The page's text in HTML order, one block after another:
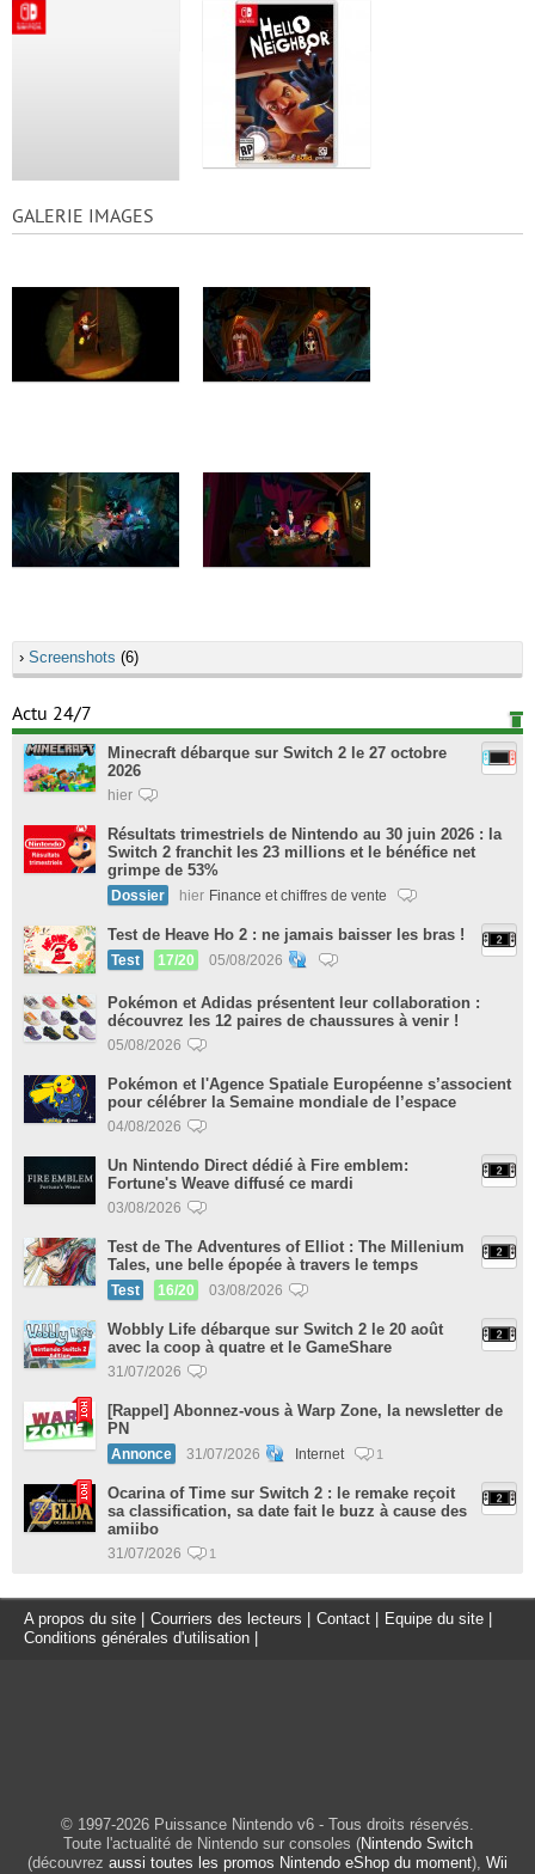
GALERIE IMAGES
› Screenshots (6)
Actu 24/7
Minecraft débarque sur Switch 2 le 27 octobre
2026
hier
Résultats trimestriels de Nintendo au 30 juin 2026 : la
Switch 2 franchit les 23 millions et le bénéfice net
grimpe de 53%
Dossier hier Finance et chiffres de vente
Test de Heave Ho 2 : ne jamais baisser les bras !
Test 17/20 05/08/2026
Pokémon et Adidas présentent leur collaboration :
découvrez les 12 paires de chaussures à venir !
05/08/2026
Pokémon et l'Agence Spatiale Européenne s’associent
pour célébrer la Semaine mondiale de l’espace
04/08/2026
Un Nintendo Direct dédié à Fire emblem:
Fortune's Weave diffusé ce mardi
03/08/2026
Test de The Adventures of Elliot : The Millenium
Tales, une belle épopée à travers le temps
Test 16/20 03/08/2026
Wobbly Life débarque sur Switch 2 le 20 août
avec la coop à quatre et le GameShare
31/07/2026
[Rappel] Abonnez-vous à Warp Zone, la newsletter de
PN
Annonce 31/07/2026 Internet 1
Ocarina of Time sur Switch 2 : le remake reçoit
sa classification, sa date fait le buzz à cause des
amiibo
31/07/2026 1
A propos du site Courriers des lecteurs Contact Equipe du site
Conditions générales d'utilisation
© 1997-2026 Puissance Nintendo v6 - Tous droits réservés.
Toute l'actualité de Nintendo sur consoles (Nintendo Switch
(découvrez aussi toutes les promos Nintendo eShop du moment), Wii